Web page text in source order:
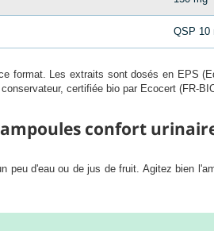
QSP 10
format. Les extraits sont dosés en EPS
certifiée bio par Ecocert (FR-
confort
peu d'eau ou de jus de fruit. Agitez bien